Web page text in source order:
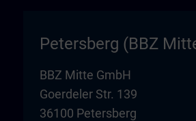
Petersberg (BBZ
BBZ Mitte GmbH
Goerdeler Str. 139
36100 Petersberg